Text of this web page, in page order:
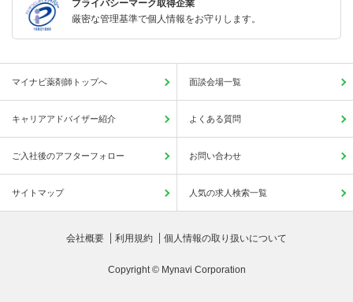
プライバシーマーク取得企業
厳密な管理基準で個人情報をお守りします。
マイナビ薬剤師トップへ 面談会場一覧
キャリアアドバイザー紹介 よくある質問
ご入社後のアフターフォロー お問い合わせ
サイトマップ 人気の求人検索一覧
会社概要 利用規約 個人情報の取り扱いについて
Copyright © Mynavi Corporation